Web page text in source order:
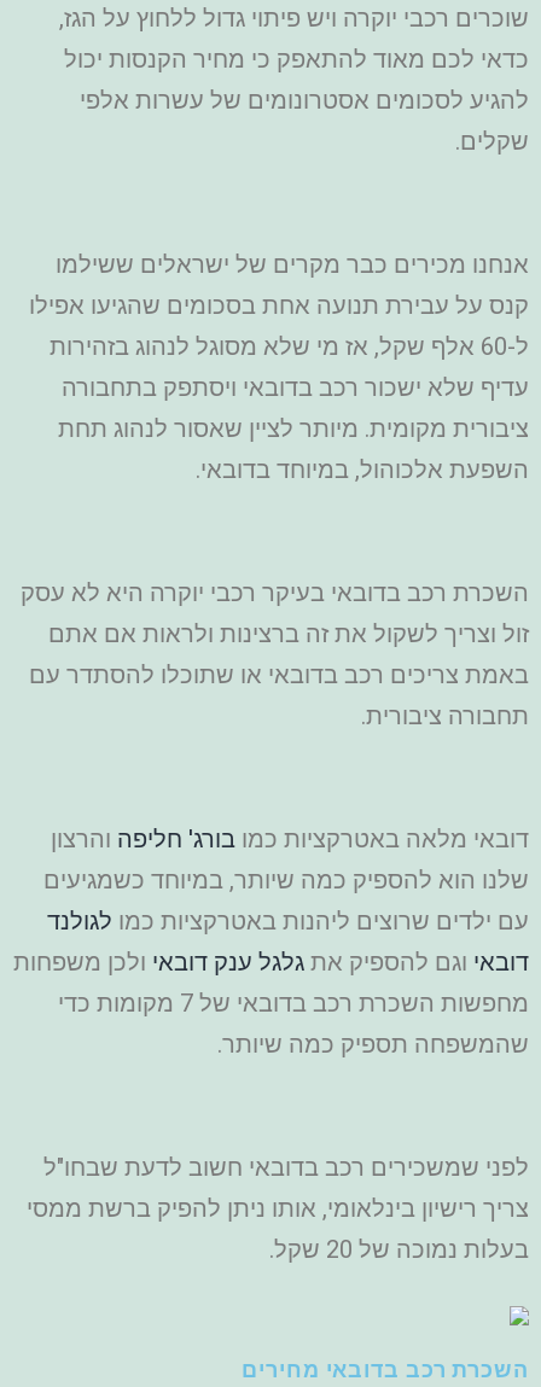
שוכרים רכבי יוקרה ויש פיתוי גדול ללחוץ על הגז,
כדאי לכם מאוד להתאפק כי מחיר הקנסות יכול
להגיע לסכומים אסטרונומים של עשרות אלפי
שקלים.
אנחנו מכירים כבר מקרים של ישראלים ששילמו
קנס על עבירת תנועה אחת בסכומים שהגיעו אפילו
ל-60 אלף שקל, אז מי שלא מסוגל לנהוג בזהירות
עדיף שלא ישכור רכב בדובאי ויסתפק בתחבורה
ציבורית מקומית. מיותר לציין שאסור לנהוג תחת
השפעת אלכוהול, במיוחד בדובאי.
השכרת רכב בדובאי בעיקר רכבי יוקרה היא לא עסק
זול וצריך לשקול את זה ברצינות ולראות אם אתם
באמת צריכים רכב בדובאי או שתוכלו להסתדר עם
תחבורה ציבורית.
דובאי מלאה באטרקציות כמו בורג' חליפה והרצון
שלנו הוא להספיק כמה שיותר, במיוחד כשמגיעים
עם ילדים שרוצים ליהנות באטרקציות כמו לגולנד
דובאי וגם להספיק את גלגל ענק דובאי ולכן משפחות
מחפשות השכרת רכב בדובאי של 7 מקומות כדי
שהמשפחה תספיק כמה שיותר.
לפני שמשכירים רכב בדובאי חשוב לדעת שבחו"ל
צריך רישיון בינלאומי, אותו ניתן להפיק ברשת ממסי
בעלות נמוכה של 20 שקל.
השכרת רכב בדובאי מחירים